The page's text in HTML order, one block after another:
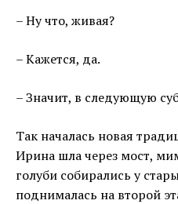
– Ну что, живая?
– Кажется, да.
– Значит, в следующую
Так началась новая
Ирина шла через мост,
голуби собирались у
поднималась на второй